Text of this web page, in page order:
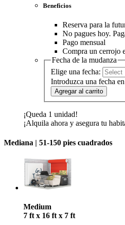
Beneficios
Reserva para la
No pagues hoy.
Pago mensual
Compra un cerrojo
Fecha de la mudanza
Elige una fecha:
Introduzca una fecha
Agregar al carrito
¡Queda 1 unidad!
¡Alquila ahora y asegura tu
Mediana | 51-150 pies cuadrados
Medium
7 ft x 16 ft x 7 ft